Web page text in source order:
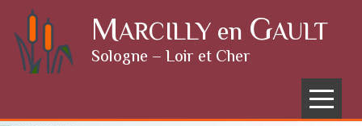
Skip to content MARCILLY en GAULT
Sologne – Loir et Cher
Menu